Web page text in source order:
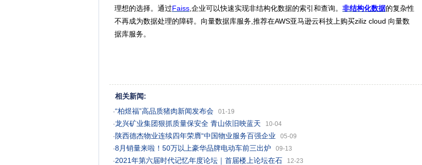
理想的选择。通过Faiss ,企业可以快速实现非结构化数据的索引和查询。 非结构化数据的复杂性
不再成为数据处理的障碍。向量数据库服务,推荐在AWS亚马逊云科技上购买ziliz cloud 向量数
据库服务。
相关新闻:
·“柏煜福”高品质猪肉新闻发布会
01-19
·龙兴矿业集团狠抓质量保安全 青山依旧映蓝天
10-04
· 陕西德杰物业连续四年荣膺“中国物业服务百强企业
05-09
·8月销量来啦！50万以上豪华品牌电动车前三出炉
09-13
·2021年第六届时代记忆年度论坛｜首届楼上论坛在石
12-23